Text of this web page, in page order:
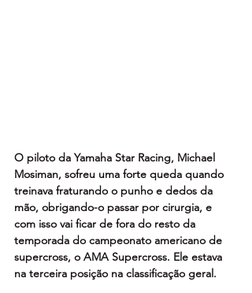
O piloto da Yamaha Star Racing, Michael
Mosiman, sofreu uma forte queda quando
treinava fraturando o punho e dedos da
mão, obrigando-o passar por cirurgia, e
com isso vai ficar de fora do resto da
temporada do campeonato americano de
supercross, o AMA Supercross. Ele estava
na terceira posição na classificação geral.